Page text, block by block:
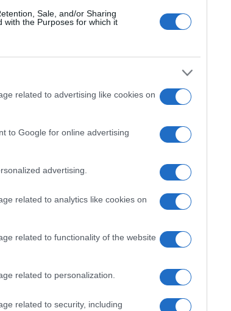
Sale, and/or Sharing
with the Purposes for which it
related to advertising like cookies on
to Google for online advertising
advertising.
related to analytics like cookies on
related to functionality of the website
related to personalization.
related to security, including
Martina
I nostri cari
I nostri cari